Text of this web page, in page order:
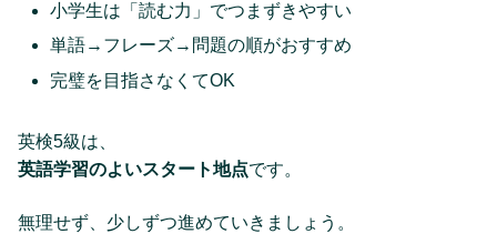
小学生は「読む力」でつまずきやすい
単語→フレーズ→問題の順がおすすめ
完璧を目指さなくてOK
英検5級は、
英語学習のよいスタート地点です。
無理せず、少しずつ進めていきましょう。